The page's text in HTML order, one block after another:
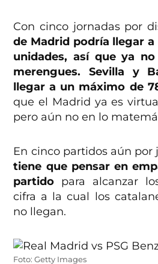
Con cinco jornadas por
de Madrid podría llegar
unidades, así que ya
merengues. Sevilla y
llegar a un máximo de
que el Madrid ya es
pero aún no en lo
En cinco partidos aún por
tiene que pensar en
partido para alcanzar
cifra a la cual los
no llegan.
Foto: Getty Images